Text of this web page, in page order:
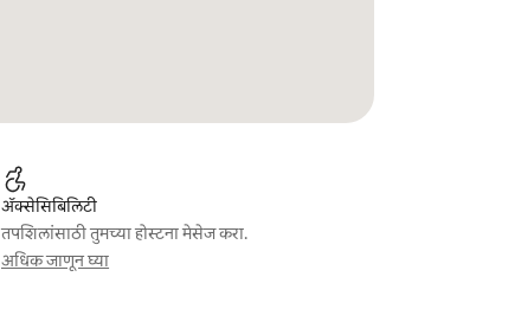
ॲक्सेसिबिलिटी
तपशिलांसाठी तुमच्या होस्टना मेसेज करा.
अधिक जाणून घ्या